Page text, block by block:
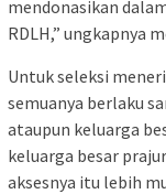
mendonasikan
RDLH,” ungkapnya
Untuk seleksi
semuanya berlaku
ataupun keluarga
keluarga besar
aksesnya itu lebih